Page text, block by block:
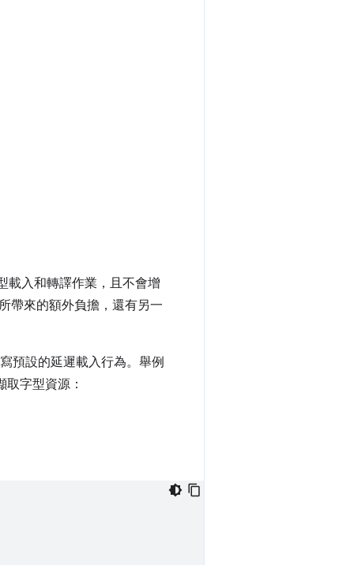
載入和轉譯作業，且不會增
帶來的額外負擔，還有另一
預設的延遲載入行為。舉例
字型資源：